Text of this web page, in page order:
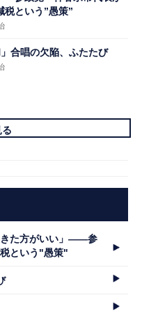
税という”愚策”
合唱の欠陥、ふたたび
る
きた方がいい」――参
という"愚策"